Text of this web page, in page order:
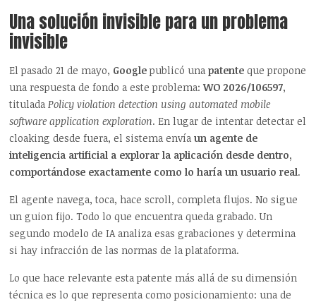
Una solución invisible para un problema
invisible
El pasado 21 de mayo, Googlepublicó unapatente que propone
una respuesta de fondo a este problema:WO 2026/106597,
titulada Policy violation detection using automated mobile
software application exploration. En lugar de intentar detectar el
cloaking desde fuera, el sistema envíaun agente de
inteligencia artificial a explorar la aplicación desde dentro,
comportándose exactamente como lo haría un usuario real.
El agente navega, toca, hace scroll, completa flujos. No sigue
un guion fijo. Todo lo que encuentra queda grabado. Un
segundo modelo de IA analiza esas grabaciones y determina
si hay infracción de las normas de la plataforma.
Lo que hace relevante esta patente más allá de su dimensión
técnica es lo que representa como posicionamiento: una de